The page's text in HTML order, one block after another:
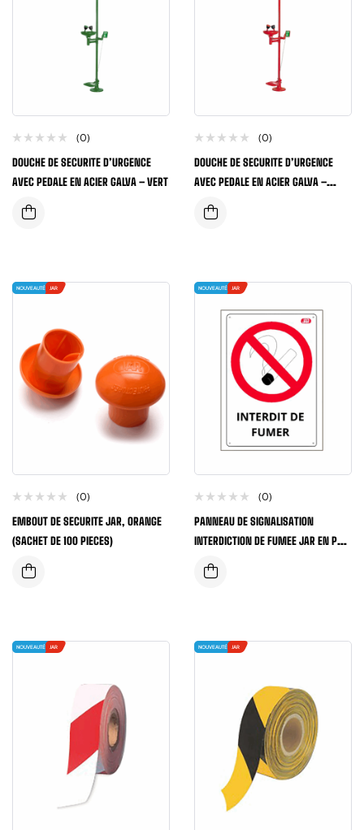
(0)
DOUCHE DE SECURITE D’URGENCE
AVEC PEDALE EN ACIER GALVA – VERT
(0)
DOUCHE DE SECURITE D’URGENCE
AVEC PEDALE EN ACIER GALVA –
ROUGE
NOUVEAUTÉ JAR
(0)
EMBOUT DE SECURITE JAR, ORANGE
(SACHET DE 100 PIECES)
NOUVEAUTÉ JAR
(0)
PANNEAU DE SIGNALISATION
INTERDICTION DE FUMEE JAR EN PVC
– 0,7MM
NOUVEAUTÉ JAR NOUVEAUTÉ JAR